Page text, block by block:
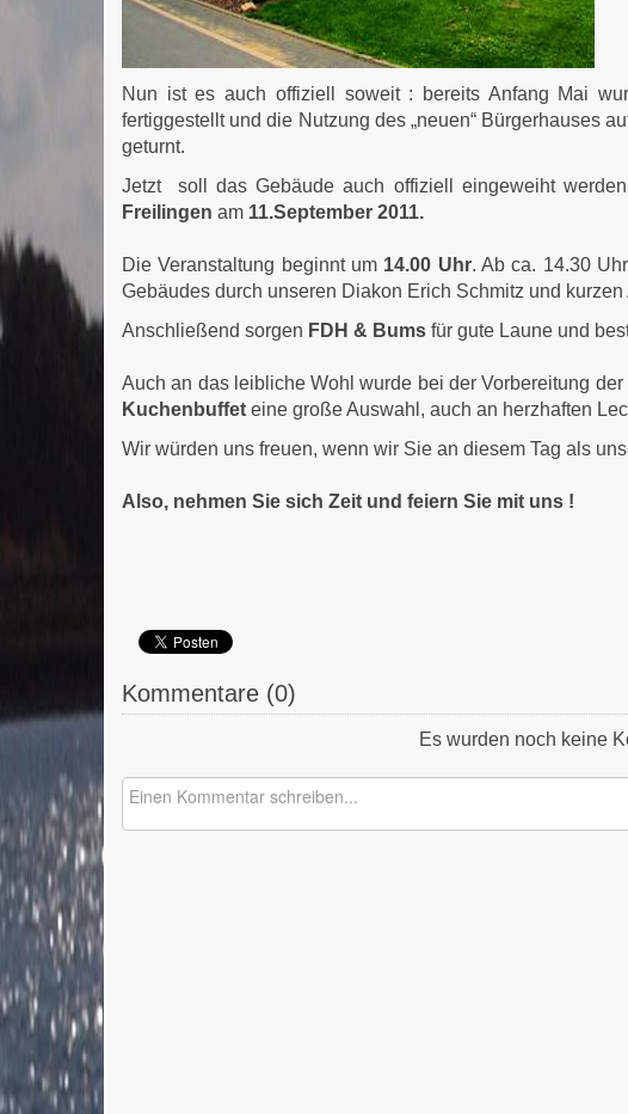
Nun ist es auch offiziell soweit : bereits Anfang Mai
fertiggestellt und die Nutzung des „neuen“ Bürgerhauses
geturnt.
Jetzt soll das Gebäude auch offiziell eingeweiht
Freilingen am 11.September 2011.
Die Veranstaltung beginnt um14.00 Uhr. Ab ca. 14.30
Gebäudes durch unseren Diakon Erich Schmitz und kurzen
Anschließend sorgen FDH & Bums für gute Laune und
Auch an das leibliche Wohl wurde bei der Vorbereitung
Kuchenbuffet eine große Auswahl, auch an herzhaften
Wir würden uns freuen, wenn wir Sie an diesem Tag als
Also, nehmen Sie sich Zeit und feiern Sie mit uns !
Kommentare (0)
Es wurden noch keine